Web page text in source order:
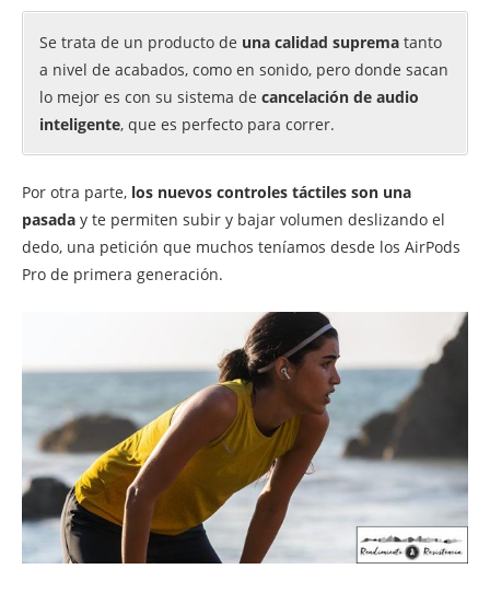
Se trata de un producto de una calidad suprema tanto
a nivel de acabados, como en sonido, pero donde sacan
lo mejor es con su sistema de cancelación de audio
inteligente, que es perfecto para correr.
Por otra parte, los nuevos controles táctiles son una
pasada y te permiten subir y bajar volumen deslizando el
dedo, una petición que muchos teníamos desde los AirPods
Pro de primera generación.